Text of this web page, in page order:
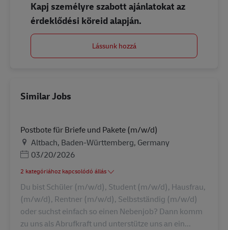
Kapj személyre szabott ajánlatokat az
érdeklődési köreid alapján.
Lássunk hozzá
Similar Jobs
Postbote für Briefe und Pakete (m/w/d)
Helyszín
Altbach, Baden-Württemberg, Germany
Posted Date
03/20/2026
2 kategóriához kapcsolódó állás
Du bist Schüler (m/w/d), Student (m/w/d), Hausfrau,
(m/w/d), Rentner (m/w/d), Selbstständig (m/w/d)
oder suchst einfach so einen Nebenjob? Dann komm
zu uns als Abrufkraft und unterstütze uns an ein...